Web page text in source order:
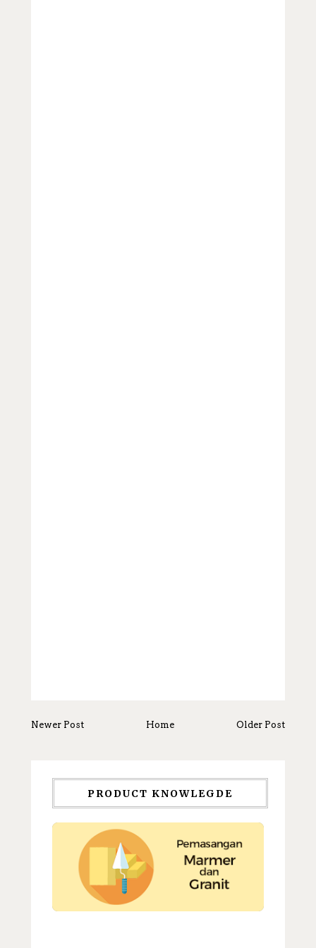
Newer Post Older Post
Home
PRODUCT KNOWLEGDE